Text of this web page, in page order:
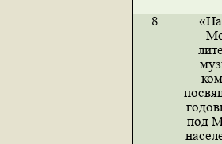
8
под